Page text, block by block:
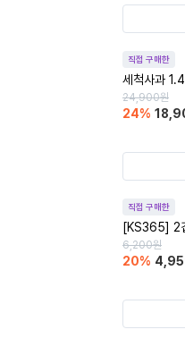
직접 구매한
세척사과
24,900원
24%
직접 구매한
[KS365] 2
6,200원
20%